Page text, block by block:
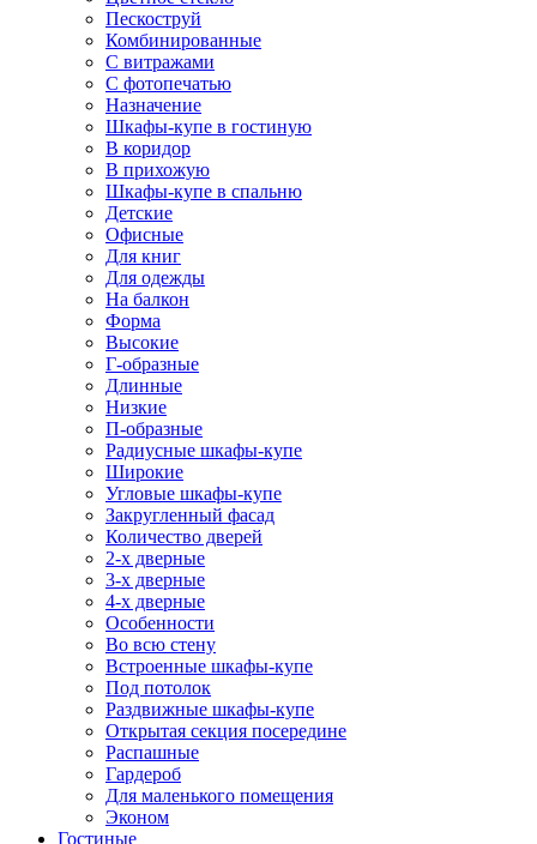
Пескоструй
Комбинированные
С витражами
С фотопечатью
Назначение
Шкафы-купе в гостиную
В коридор
В прихожую
Шкафы-купе в спальню
Детские
Офисные
Для книг
Для одежды
На балкон
Форма
Высокие
Г-образные
Длинные
Низкие
П-образные
Радиусные шкафы-купе
Широкие
Угловые шкафы-купе
Закругленный фасад
Количество дверей
2-х дверные
3-х дверные
4-х дверные
Особенности
Во всю стену
Встроенные шкафы-купе
Под потолок
Раздвижные шкафы-купе
Открытая секция посередине
Распашные
Гардероб
Для маленького помещения
Эконом
Гостиные